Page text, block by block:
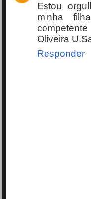
Estou
minha
Oliveira
Responder